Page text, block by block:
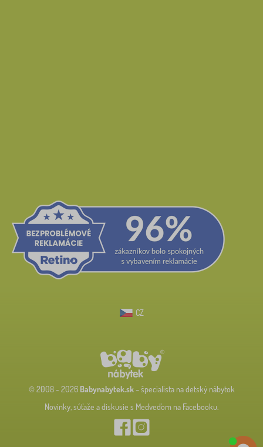
CZ
© 2008 - 2026 Babynabytek.sk– špecialista na detský nábytok
Novinky, súťaže a diskusie s Medveďom na Facebooku.